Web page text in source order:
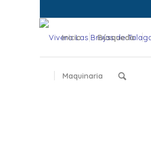
Inicio Búsqueda
Maquinaria